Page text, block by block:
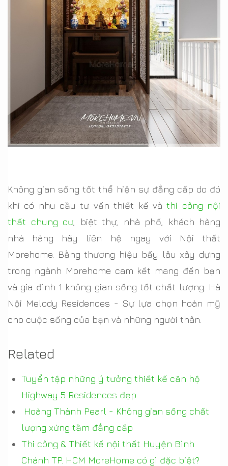
Không gian sống tốt thể hiện sự đẳng cấp do đó
khi có nhu cầu tư vấn thiết kế vàthi công nội
thất chung cư , biệt thự, nhà phố, khách hàng
nhà hàng hãy liên hệ ngay với Nội thất
Morehome. Bằng thương hiệu bấy lâu xây dựng
trong ngành Morehome cam kết mang đến bạn
và gia đình 1 không gian sống tốt chất lượng. Hà
Nội Melody Residences - Sự lựa chọn hoàn mỹ
cho cuộc sống của bạn và những người thân.
Related
Tuyển tập những ý tưởng thiết kế căn hộ
Highway 5 Residences đẹp
Hoàng Thành Pearl - Không gian sống chất
lượng xứng tầm đẳng cấp
Thi công & Thiết kế nội thất Huyện Bình
Chánh TP. HCM MoreHome có gì đặc biệt?